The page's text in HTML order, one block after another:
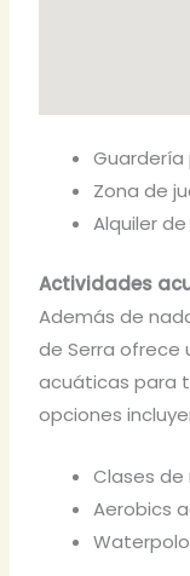
Guardería
Zona de
Alquiler
Actividades
Además de
de Serra ofrece
acuáticas para
opciones
Clases
Aerobics
Waterpolo